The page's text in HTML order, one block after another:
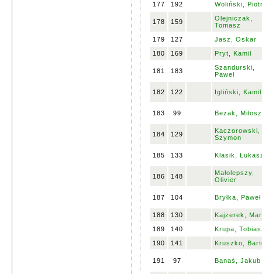
177
192 Woliński,
178 159
Olejniczak,
Tomasz
179
127
Jasz, Oskar
180
169 Pryt, Kamil
181 183
Szandurski,
Paweł
182 122 Igliński, Kamil
183 99 Bezak, Miłosz
184 129
Kaczorowski,
Szymon
185 133 Klasik,
186 148
Małolepszy,
Olivier
187 104 Bryłka, Paweł
188 130
Kajzerek,
189
140
Krupa,
190
141 Kruszko,
191 97 Banaś, Jakub